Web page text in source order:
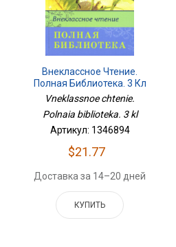
Внеклассное Чтение.
Полная Библиотека. 3 Кл
Vneklassnoe chtenie.
Polnaia biblioteka. 3 kl
Артикул: 1346894
$21.77
Доставка за 14–20 дней
КУПИТЬ